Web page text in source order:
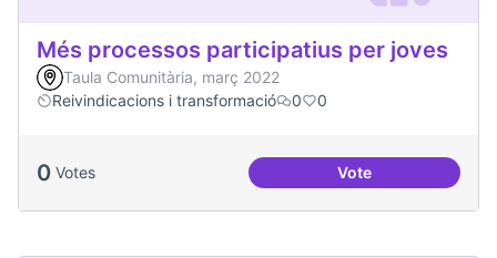
Més processos participatius per joves
Taula Comunitària, març 2022
Reivindicacions i transformació
0 0
0 Votes VoteMés processos